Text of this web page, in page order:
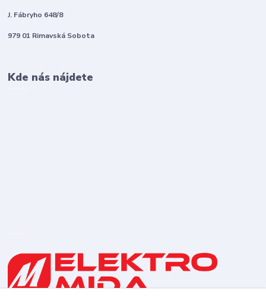
J. Fábryho 648/8
979 01 Rimavská Sobota
Kde nás nájdete